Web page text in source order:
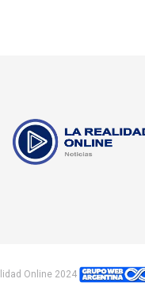
Online 2024